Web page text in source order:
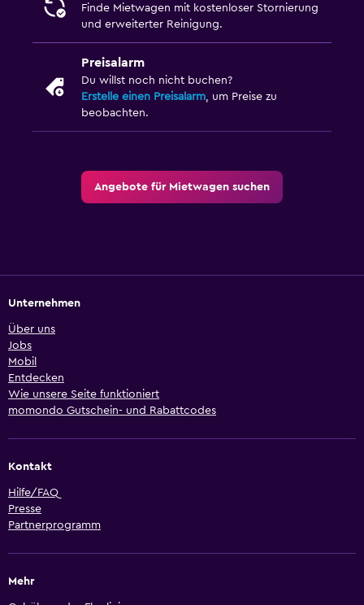
Finde Mietwagen mit kostenloser Stornierung
und erweiterter Reinigung.
Preisalarm
Du willst noch nicht buchen?
Erstelle einen Preisalarm, um Preise zu
beobachten.
Angebote für Mietwagen suchen
Unternehmen
Über uns
Jobs
Mobil
Entdecken
Wie unsere Seite funktioniert
momondo Gutschein- und Rabattcodes
Kontakt
Hilfe/FAQ
Presse
Partnerprogramm
Mehr